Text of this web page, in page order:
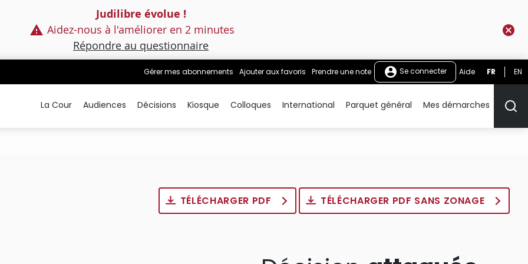
Judilibre évolue !
Aidez-nous à l'améliorer en 2 minutes
Répondre au questionnaire
Gérer mes abonnements Ajouter aux favoris Prendre une note Se connecter Aide FR EN
La Cour Audiences Décisions Kiosque Colloques International Parquet général Mes démarches
TÉLÉCHARGER PDF TÉLÉCHARGER PDF SANS ZONAGE